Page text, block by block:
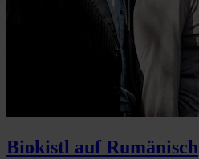
Biokistl auf Rumänisch